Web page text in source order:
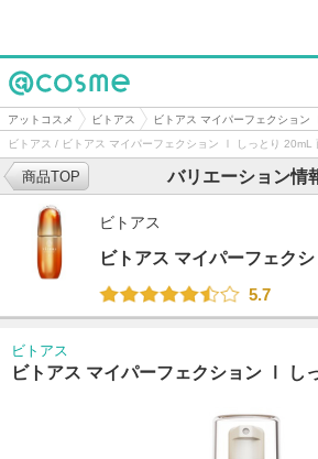
@cosme
アットコスメ ビトアス ビトアス マイパーフェクション
ビトアス / ビトアス マイパーフェクション Ⅰ しっとり 20mL
バリエーション情
商品TOP
ビトアス
ビトアス マイパーフェク
5.7
ビトアス
ビトアス マイパーフェクション Ⅰ し